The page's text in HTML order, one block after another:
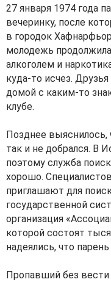
27 января 1974 года
вечеринку, после
в городок
молодежь
алкоголем и
куда-то исчез.
домой с каким-то
клубе.
Позднее выяснилось,
так и не добрался. В
поэтому служба
хорошо.
приглашают для
государственной
организация
которой состоят
надеялись, что
Пропавший без вести